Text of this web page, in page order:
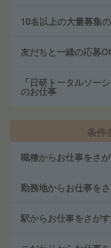
10名以上の大量募集
友だちと一緒の応募
「日研トータルソー
のお仕事
条件
職種からお仕事をさ
勤務地からお仕事を
駅からお仕事をさがす